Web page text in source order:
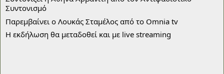
Συντονισμό
Παρεμβαίνει ο Λουκάς Σταμέλος από το Omnia tv
Η εκδήλωση θα μεταδοθεί και με live streaming